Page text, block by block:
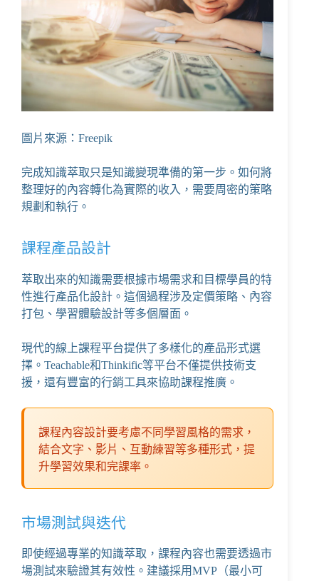
圖片來源：Freepik
完成知識萃取只是知識變現準備的第一步。如何將
整理好的內容轉化為實際的收入，需要周密的策略
規劃和執行。
課程產品設計
萃取出來的知識需要根據市場需求和目標學員的特
性進行產品化設計。這個過程涉及定價策略、內容
打包、學習體驗設計等多個層面。
現代的線上課程平台提供了多樣化的產品形式選
擇。 Teachable和Thinkific等平台不僅提供技術支
援，還有豐富的行銷工具來協助課程推廣。
課程內容設計要考慮不同學習風格的需求，
結合文字、影片、互動練習等多種形式，提
升學習效果和完課率。
市場測試與迭代
即使經過專業的知識萃取，課程內容也需要透過市
場測試來驗證其有效性。建議採用MVP（最小可